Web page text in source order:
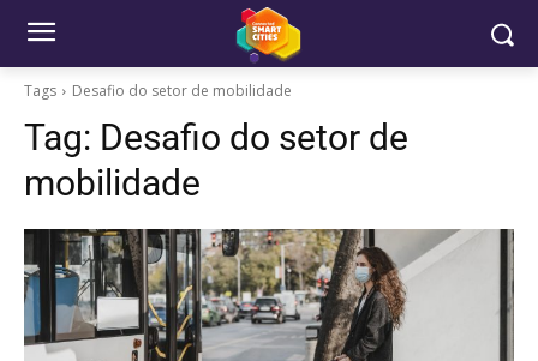
Tags Desafio do setor de mobilidade
Tag: Desafio do setor de
mobilidade